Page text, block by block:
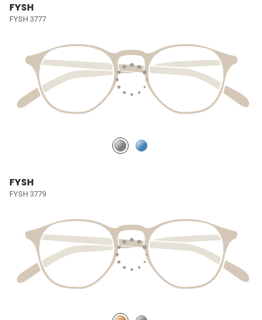
FYSH
FYSH 3777
FYSH
FYSH 3779